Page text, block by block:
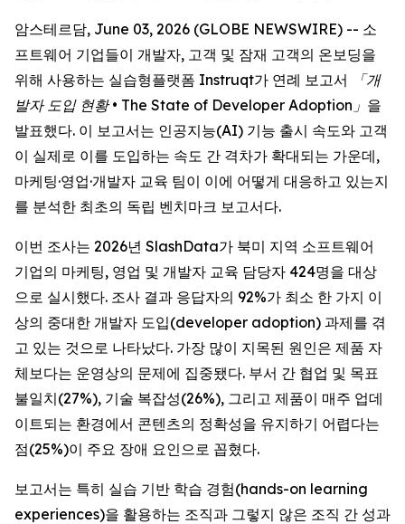
암스테르담, June 03, 2026 (GLOBE NEWSWIRE) -- 소
프트웨어 기업들이 개발자, 고객 및 잠재 고객의 온보딩을
위해 사용하는 실습형플랫폼 Instruqt가 연례 보고서
「개
발자 도입 현황 • The State of Developer Adoption 」 을
발표했다. 이 보고서는 인공지능(AI) 기능 출시 속도와 고객
이 실제로 이를 도입하는 속도 간 격차가 확대되는 가운데,
마케팅·영업·개발자 교육 팀이 이에 어떻게 대응하고 있는지
를 분석한 최초의 독립 벤치마크 보고서다.
이번 조사는 2026년 SlashData가 북미 지역 소프트웨어
기업의 마케팅, 영업 및 개발자 교육 담당자 424명을 대상
으로 실시했다. 조사 결과 응답자의 92%가 최소 한 가지 이
상의 중대한 개발자 도입(developer adoption) 과제를 겪
고 있는 것으로 나타났다. 가장 많이 지목된 원인은 제품 자
체보다는 운영상의 문제에 집중됐다. 부서 간 협업 및 목표
불일치(27%), 기술 복잡성(26%), 그리고 제품이 매주 업데
이트되는 환경에서 콘텐츠의 정확성을 유지하기 어렵다는
점(25%)이 주요 장애 요인으로 꼽혔다.
보고서는 특히 실습 기반 학습 경험(hands-on learning
experiences)을 활용하는 조직과 그렇지 않은 조직 간 성과